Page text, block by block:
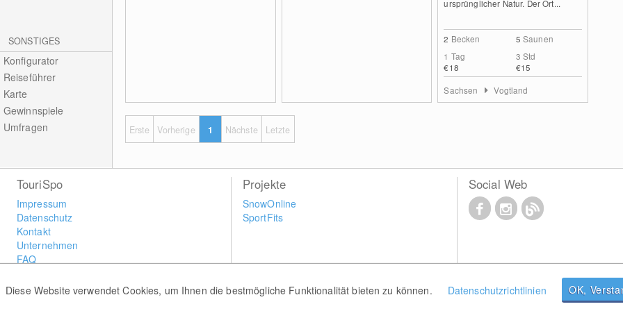
SONSTIGES
Konfigurator
Reiseführer
Karte
Gewinnspiele
Umfragen
ursprünglicher Natur. Der Ort...
2 Becken 5 Saunen
1 Tag
€18
3 Std
€15
Sachsen Vogtland
Erste Vorherige 1 Nächste Letzte
Diese Website verwendet Cookies, um Ihnen die bestmögliche Funktionalität bieten zu können. Datenschutzrichtlinien OK,
TouriSpo
Impressum
Datenschutz
Kontakt
Unternehmen
FAQ
Widget
Projekte
SnowOnline
SportFits
Social Web